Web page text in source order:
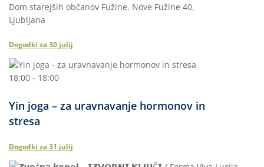
Dom starejših občanov Fužine, Nove Fužine 40,
Ljubljana
Dogodki za30 julij
18:00 - 18:00
Yin joga – za uravnavanje hormonov in
stresa
Dogodki za31 julij